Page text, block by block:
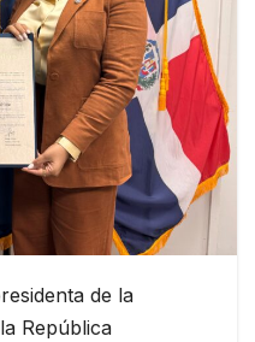
de la
República